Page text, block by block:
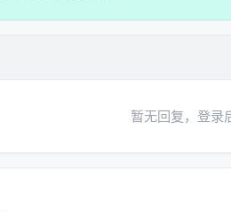
Kimi Linear 的 3:1 比例）
"已经很长：
暂无回复，登录